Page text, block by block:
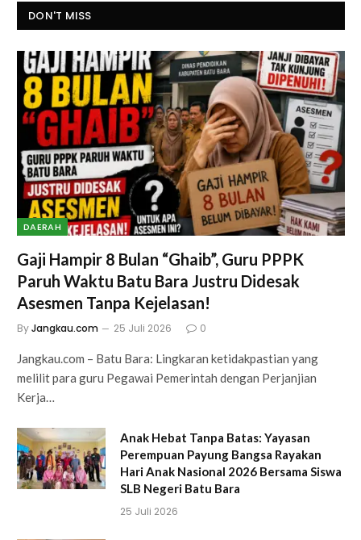
DON'T MISS
DAERAH
Gaji Hampir 8 Bulan “Ghaib”, Guru PPPK
Paruh Waktu Batu Bara Justru Didesak
Asesmen Tanpa Kejelasan!
ByJangkau.com 25 Juli 2026 0
Jangkau.com – Batu Bara: Lingkaran ketidakpastian yang
melilit para guru Pegawai Pemerintah dengan Perjanjian
Kerja…
Anak Hebat Tanpa Batas: Yayasan
Perempuan Payung Bangsa Rayakan
Hari Anak Nasional 2026 Bersama Siswa
SLB Negeri Batu Bara
25 Juli 2026